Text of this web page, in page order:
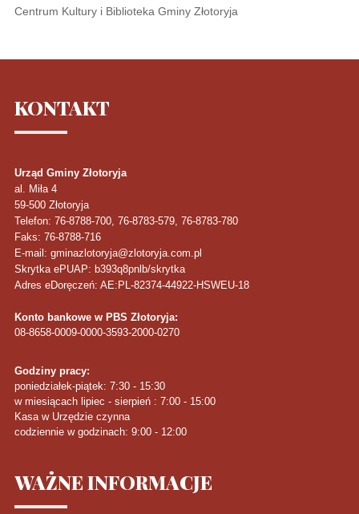
Centrum Kultury i Biblioteka Gminy Złotoryja
KONTAKT
Urząd Gminy Złotoryja
al. Miła 4
59-500 Złotoryja
Telefon: 76-8788-700, 76-8783-579, 76-8783-780
Faks: 76-8788-716
E-mail: gminazlotoryja@zlotoryja.com.pl
Skrytka ePUAP: b393q8pnlb/skrytka
Adres eDoręczeń: AE:PL-82374-44922-HSWEU-18
Konto bankowe w PBS Złotoryja:
08-8658-0009-0000-3593-2000-0270
Godziny pracy:
poniedziałek-piątek: 7:30 - 15:30
w miesiącach lipiec - sierpień : 7:00 - 15:00
Kasa w Urzędzie czynna
codziennie w godzinach: 9:00 - 12:00
WAŻNEINFORMACJE